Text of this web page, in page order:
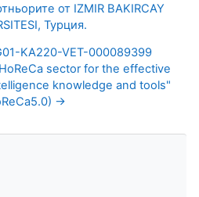
от IZMIR BAKIRCAY
Турция.
KA220-VET-000089399
sector for the effective
knowledge and tools"
→